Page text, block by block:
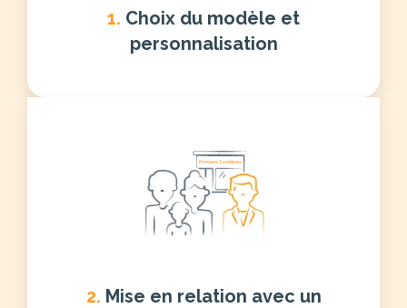
1. Choix du modèle et
personnalisation
2. Mise en relation avec un